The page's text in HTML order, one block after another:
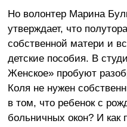
Но волонтер Марина
утверждает, что
собственной матери и
детские пособия. В
Женское» пробуют
Коля не нужен
в том, что ребенок с
больничных окон? И